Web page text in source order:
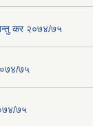
कर २०७४/७५
७५
७५